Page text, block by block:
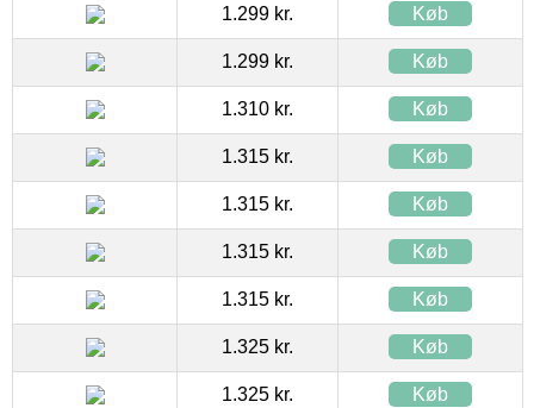
1.299 kr. Køb
1.299 kr. Køb
1.310 kr. Køb
1.315 kr. Køb
1.315 kr. Køb
1.315 kr. Køb
1.315 kr. Køb
1.325 kr. Køb
1.325 kr. Køb